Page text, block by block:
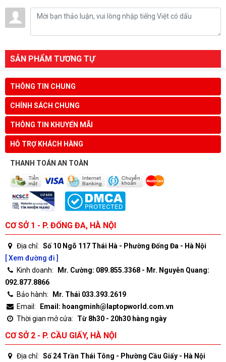
SẢN PHẨM TƯƠNG TỰ
THÔNG TIN CHUNG
CHÍNH SÁCH CHUNG
THÔNG TIN KHUYẾN MÃI
HỖ TRỢ KHÁCH HÀNG
THANH TOÁN AN TOÀN
CƠ SỞ 1 - P. ĐỐNG ĐA, HÀ NỘI
Địa chỉ: Số 10 Ngõ 117 Thái Hà - Phường Đống Đa - Hà Nội
[ Xem đường đi ]
Kinh doanh:
Mr. Cường: 089.855.3368 - Mr. Nguyễn Quang:
092.877.8866
Bảo hành:
Mr. Thái 033.393.2619
Email:
Email: hoangminh@laptopworld.com.vn
Thời gian mở cửa:
Từ 8h30 - 20h30 hàng ngày
CƠ SỞ 2 - P. CẦU GIẤY, HÀ NỘI
Địa chỉ: Số 24 Trần Thái Tông - Phường Cầu Giấy - Hà Nội